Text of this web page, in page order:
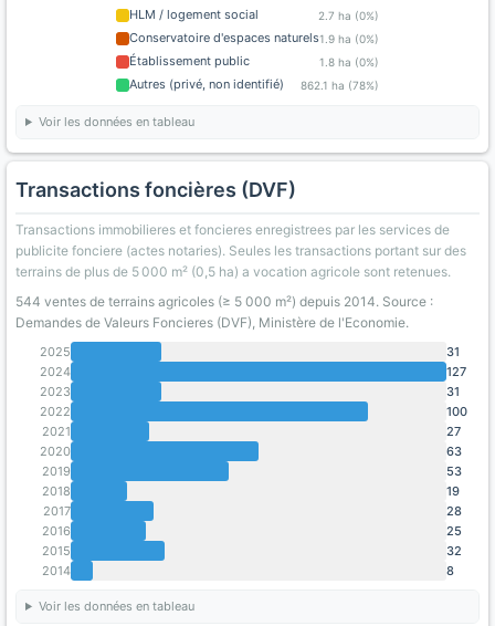
HLM / logement social 2.7 ha (0%)
Conservatoire d'espaces naturels1.9 ha (0%)
Établissement public 1.8 ha (0%)
Autres (privé, non identifié) 862.1 ha (78%)
Voir les données en tableau
Transactions foncières (DVF)
Transactions immobilieres et foncieres enregistrees par les services de
publicite fonciere (actes notaries). Seules les transactions portant sur des
terrains de plus de 5 000 m² (0,5 ha) a vocation agricole sont retenues.
544 ventes de terrains agricoles (≥ 5 000 m²) depuis 2014. Source :
Demandes de Valeurs Foncieres (DVF), Ministère de l'Economie.
2025
31
2024
127
2023
31
2022
100
2021
27
2020
63
2019
53
2018
19
2017
28
2016
25
2015
32
2014
8
Voir les données en tableau